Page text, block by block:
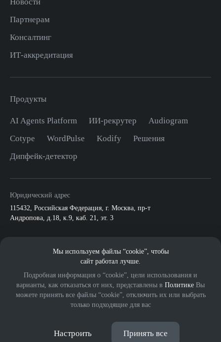
Партнерам
Консалтинг
ИТ-аккредитация
Продукты
AI Agents Platform ИИ-рекрутер
Audiogram
Cotype
WordPulse Kodify
Решения
Дипфейк-детектор
Юридический адрес
115432, Российская Федерация, г. Москва, пр-т
Андропова, д.18, к.9, каб. 21, эт. 3
Мы используем файлы “cookie”, чтобы
сайт работал лучше.
Подробная информация о “cookie”, цели использования и
варианты, как отказаться от них, представлены в Политике Вы
можете принять все файлы “cookie”, отключить их или выбрать
только подходящие для вас
Настроить Принять все